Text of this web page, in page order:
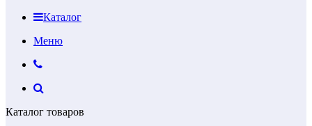
Каталог
Меню
Каталог товаров